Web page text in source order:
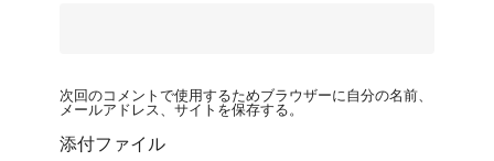
次回のコメントで使用するためブラウザーに自分の名前、
メールアドレス、サイトを保存する。
添付ファイル